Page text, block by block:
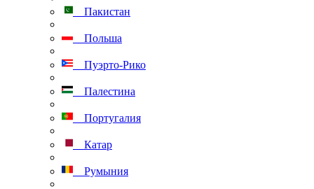
Пакистан
Польша
Пуэрто-Рико
Палестина
Португалия
Катар
Румыния